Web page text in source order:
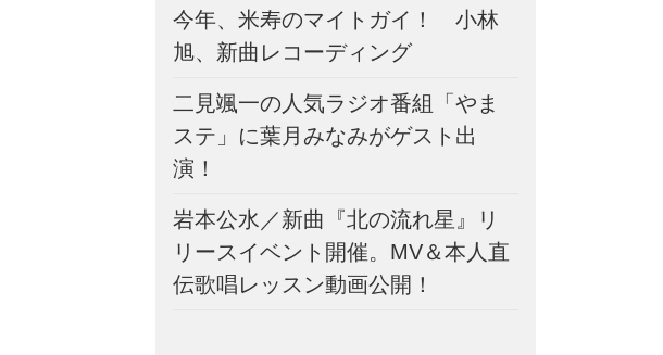
今年、米寿のマイトガイ！ 小林
旭、新曲レコーディング
二見颯一の人気ラジオ番組「やま
ステ」に葉月みなみがゲスト出
演！
岩本公水／新曲『北の流れ星』リ
リースイベント開催。MV＆本人直
伝歌唱レッスン動画公開！